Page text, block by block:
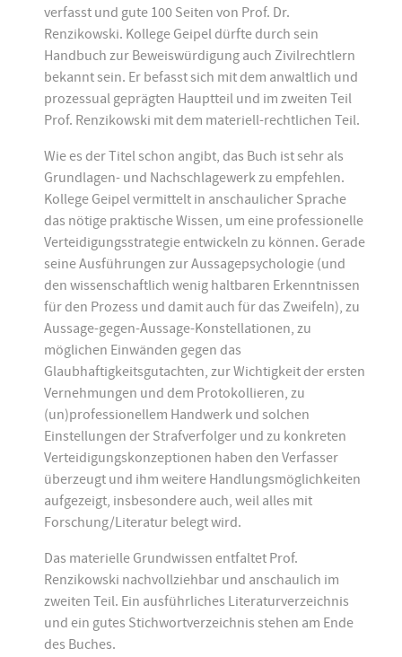
verfasst und gute 100 Seiten von Prof. Dr.
Renzikowski. Kollege Geipel dürfte durch sein
Handbuch zur Beweiswürdigung auch Zivilrechtlern
bekannt sein. Er befasst sich mit dem anwaltlich und
prozessual geprägten Hauptteil und im zweiten Teil
Prof. Renzikowski mit dem materiell-rechtlichen Teil.
Wie es der Titel schon angibt, das Buch ist sehr als
Grundlagen- und Nachschlagewerk zu empfehlen.
Kollege Geipel vermittelt in anschaulicher Sprache
das nötige praktische Wissen, um eine professionelle
Verteidigungsstrategie entwickeln zu können. Gerade
seine Ausführungen zur Aussagepsychologie (und
den wissenschaftlich wenig haltbaren Erkenntnissen
für den Prozess und damit auch für das Zweifeln), zu
Aussage-gegen-Aussage-Konstellationen, zu
möglichen Einwänden gegen das
Glaubhaftigkeitsgutachten, zur Wichtigkeit der ersten
Vernehmungen und dem Protokollieren, zu
(un)professionellem Handwerk und solchen
Einstellungen der Strafverfolger und zu konkreten
Verteidigungskonzeptionen haben den Verfasser
überzeugt und ihm weitere Handlungsmöglichkeiten
aufgezeigt, insbesondere auch, weil alles mit
Forschung/Literatur belegt wird.
Das materielle Grundwissen entfaltet Prof.
Renzikowski nachvollziehbar und anschaulich im
zweiten Teil. Ein ausführliches Literaturverzeichnis
und ein gutes Stichwortverzeichnis stehen am Ende
des Buches.